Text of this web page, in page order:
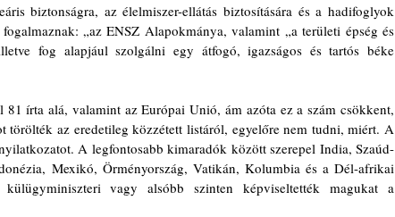
biztonságra, az élelmiszer-ellátás biztosítására és a hadifoglyok
„az ENSZ Alapokmánya, valamint „a területi épség és
fog alapjául szolgálni egy átfogó, igazságos és tartós béke
írta alá, valamint az Európai Unió, ám azóta ez a szám csökkent,
törölték az eredetileg közzétett listáról, egyelőre nem tudni, miért. A
A legfontosabb kimaradók között szerepel India, Szaúd-
Mexikó, Örményország, Vatikán, Kolumbia és a Dél-afrikai
vagy alsóbb szinten képviseltették magukat a